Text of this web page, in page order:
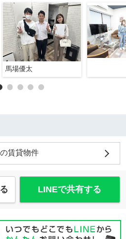
馬場優太
賃貸物件
LINEで共有する